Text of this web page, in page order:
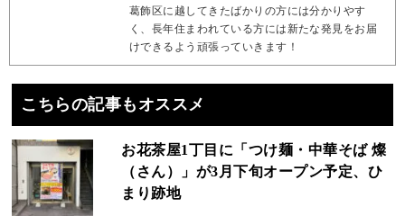
葛飾区に越してきたばかりの方には分かりやす
く、長年住まわれている方には新たな発見をお届
けできるよう頑張っていきます！
こちらの記事もオススメ
お花茶屋1丁目に「つけ麺・中華そば 燦
（さん）」が3月下旬オープン予定、ひ
まり跡地